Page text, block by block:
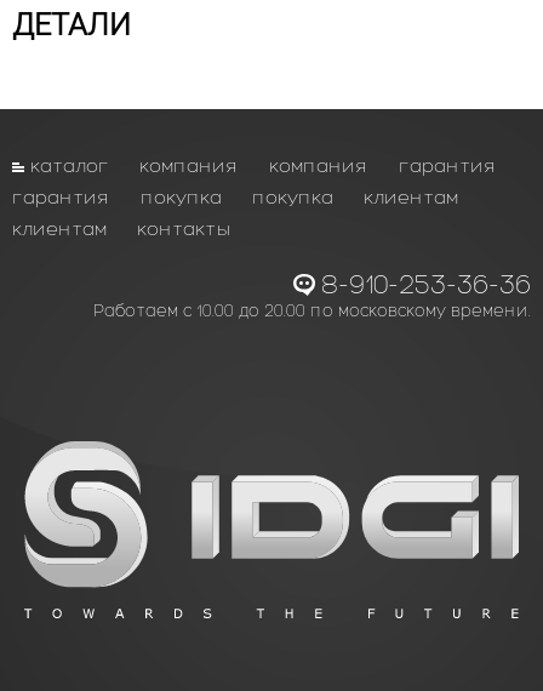
ДЕТАЛИ
каталог компания компания
гарантия
гарантия
покупка покупка
клиентам
клиентам
контакты
8-910-253-36-36
Работаем с 10.00 до 20.00 по московскому времени.